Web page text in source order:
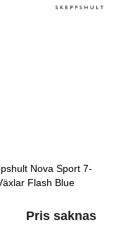
Nova Sport 7-
Flash Blue
Pris saknas